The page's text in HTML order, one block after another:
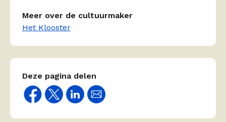
Meer over de cultuurmaker
Het Klooster
Deze pagina delen